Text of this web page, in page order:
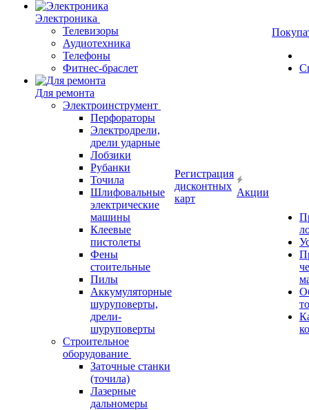
Электроника
Телевизоры
Аудиотехника
Телефоны
Фитнес-браслет
Для ремонта
Электроинструмент
Перфораторы
Электродрели,
дрели ударные
Лобзики
Рубанки
Точила
Шлифовальные
электрические
машины
Клеевые
пистолеты
Фены
стоительные
Пилы
Аккумуляторные
шуруповерты,
дрели-
шуруповерты
Строительное
оборудование
Заточные станки
(точила)
Лазерные
дальномеры
Регистрация
дисконтных
карт
Акции